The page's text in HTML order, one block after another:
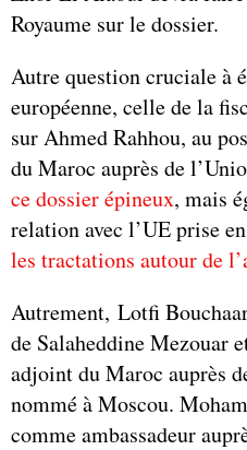
Royaume sur le dossier.
Autre question cruciale à
européenne, celle de la
sur Ahmed Rahhou, au
du Maroc auprès de
ce dossier épineux, mais
relation avec l’UE prise
les tractations autour de
Autrement, Lotfi
de Salaheddine Mezouar
adjoint du Maroc auprès
nommé à Moscou.
comme ambassadeur